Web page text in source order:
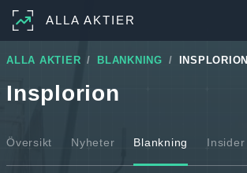
ALLA AKTIER
ALLA AKTIER BLANKNING INSPLORION
Insplorion
Översikt Nyheter Blankning Insider